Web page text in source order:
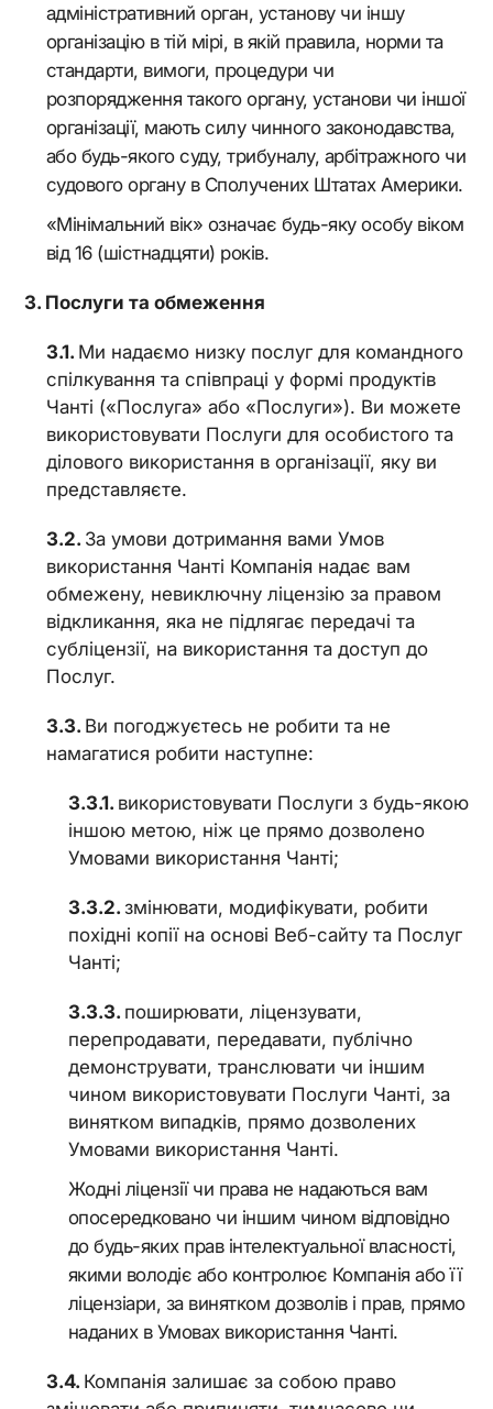
адміністративний орган, установу чи іншу
організацію в тій мірі, в якій правила, норми та
стандарти, вимоги, процедури чи
розпорядження такого органу, установи чи іншої
організації, мають силу чинного законодавства,
або будь-якого суду, трибуналу, арбітражного чи
судового органу в Сполучених Штатах Америки.
«Мінімальний вік» означає будь-яку особу віком
від 16 (шістнадцяти) років.
Послуги та обмеження
Ми надаємо низку послуг для командного
спілкування та співпраці у формі продуктів
Чанті («Послуга» або «Послуги»). Ви можете
використовувати Послуги для особистого та
ділового використання в організації, яку ви
представляєте.
За умови дотримання вами Умов
використання Чанті Компанія надає вам
обмежену, невиключну ліцензію за правом
відкликання, яка не підлягає передачі та
субліцензії, на використання та доступ до
Послуг.
Ви погоджуєтесь не робити та не
намагатися робити наступне:
використовувати Послуги з будь-якою
іншою метою, ніж це прямо дозволено
Умовами використання Чанті;
змінювати, модифікувати, робити
похідні копії на основі Веб-сайту та Послуг
Чанті;
поширювати, ліцензувати,
перепродавати, передавати, публічно
демонструвати, транслювати чи іншим
чином використовувати Послуги Чанті, за
винятком випадків, прямо дозволених
Умовами використання Чанті.
Жодні ліцензії чи права не надаються вам
опосередковано чи іншим чином відповідно
до будь-яких прав інтелектуальної власності,
якими володіє або контролює Компанія або її
ліцензіари, за винятком дозволів і прав, прямо
наданих в Умовах використання Чанті.
Компанія залишає за собою право